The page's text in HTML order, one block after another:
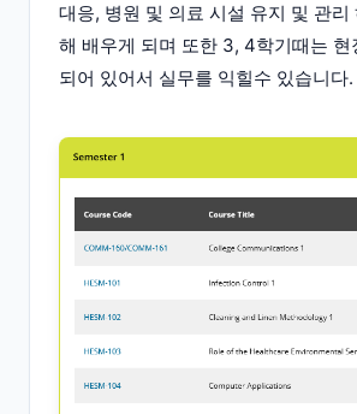
대응, 병원 및 의료 시설 유지 및 관리
해 배우게 되며 또한 3, 4학기때는 현
되어 있어서 실무를 익힐수 있습니다.